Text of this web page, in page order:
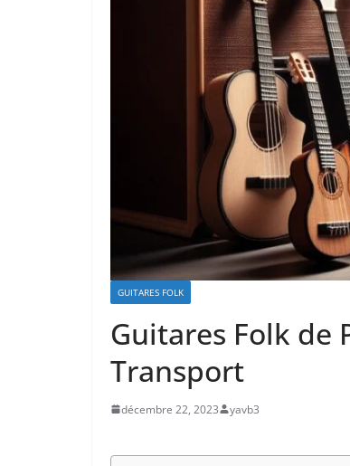
GUITARES FOLK
Guitares Folk de
Transport
décembre 22, 2023 yavb3